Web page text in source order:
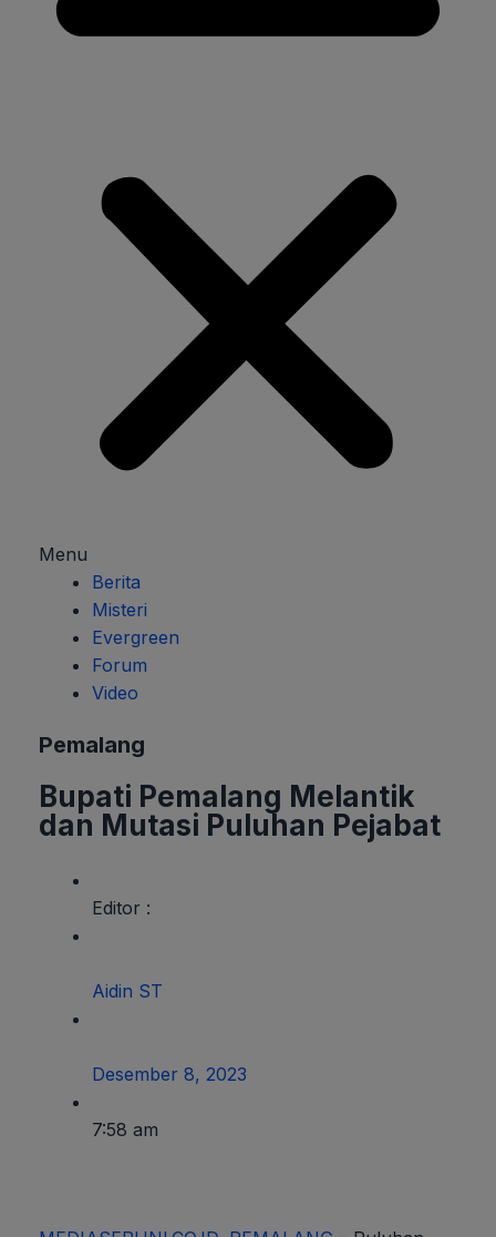
Menu
Berita
Misteri
Evergreen
Forum
Video
Pemalang
Bupati Pemalang Melantik
dan Mutasi Puluhan Pejabat
Editor :
Aidin ST
Desember 8, 2023
7:58 am